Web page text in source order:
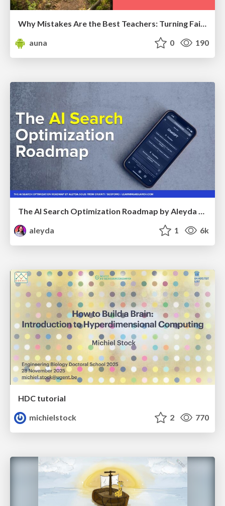
Why Mistakes Are the Best Teachers: Turning Failure into a Pathway for Growth
auna
0 190
aleyda
1 6k
HDC tutorial
michielstock
2 770